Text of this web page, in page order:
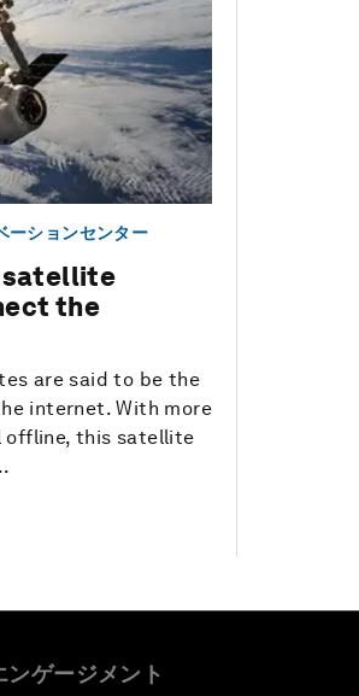
ーションセンター
satellite
the
are said to be the
internet. With more
this satellite
ンゲージメント